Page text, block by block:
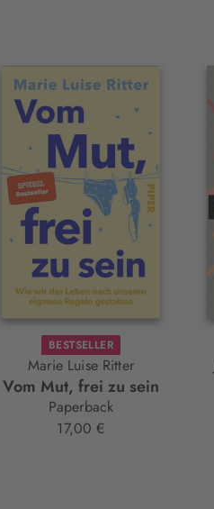
BESTSELLER
Marie Luise Ritter
Vom Mut, frei zu sein
Paperback
17,00 €